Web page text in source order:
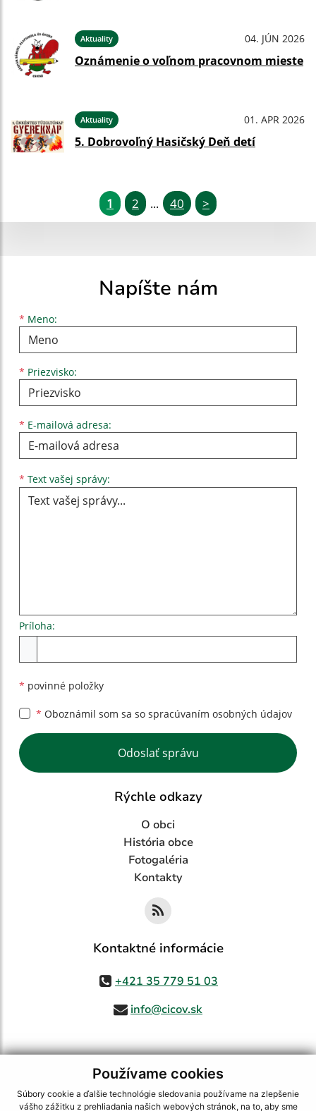
Používame cookies
Súbory cookie a ďalšie technológie sledovania používame na zlepšenie
vášho zážitku z prehliadania našich webových stránok, na to, aby sme
Aktuality 04. JÚN 2026
Oznámenie o voľnom pracovnom mieste
Aktuality 01. APR 2026
5. Dobrovoľný Hasičský Deň detí
1 2 ... 40 >
Napíšte nám
* Meno:
Meno
* Priezvisko:
Priezvisko
* E-mailová adresa:
E-mailová adresa
* Text vašej správy:
Príloha:
* povinné položky
* Oboznámil som sa so spracúvaním osobných údajov
Google reCaptcha Response
Odoslať správu
Rýchle odkazy
O obci
História obce
Fotogaléria
Kontakty
Kontaktné informácie
+421 35 779 51 03
info@cicov.sk
využite možnosť získavania aktuálnych informácií s využitím RSS
CMS systém (redakčný) systém ECHELON 2,
Mapa stránok web portál
webhosting, webex.digital, s.r.o.,domény,registrácia domény,